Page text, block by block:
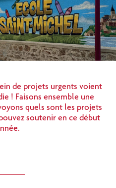
de projets urgents voient
! Faisons ensemble une
quels sont les projets
soutenir en ce début